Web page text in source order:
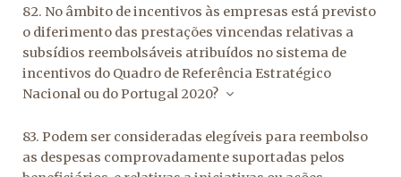
82. No âmbito de incentivos às empresas está previsto
o diferimento das prestações vincendas relativas a
subsídios reembolsáveis atribuídos no sistema de
incentivos do Quadro de Referência Estratégico
Nacional ou do Portugal 2020?
83. Podem ser consideradas elegíveis para reembolso
as despesas comprovadamente suportadas pelos